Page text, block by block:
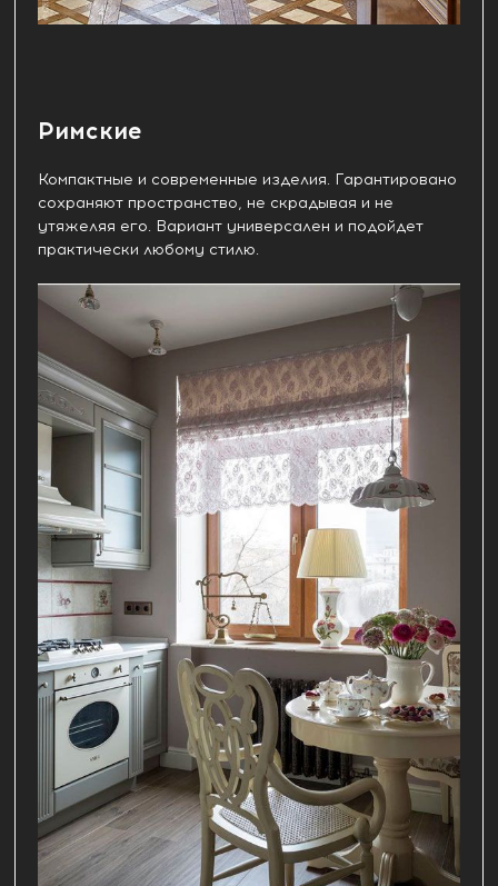
Римские
Компактные и современные изделия. Гарантировано
сохраняют пространство, не скрадывая и не
утяжеляя его. Вариант универсален и подойдет
практически любому стилю.